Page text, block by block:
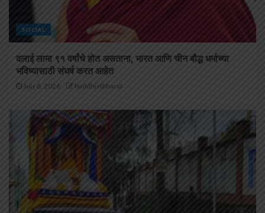
SOCIAL
दलाई लामा ९१ वर्षांचे होत असताना, भारत आणि चीन बौद्ध धर्माच्या
भविष्यासाठी संघर्ष करत आहेत
July 8, 2026 buddhistbharat